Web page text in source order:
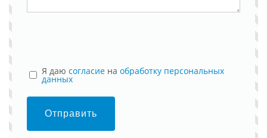
Я даюсогласие наобработку персональных
данных
Отправить